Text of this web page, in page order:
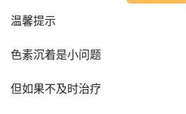
温馨提示
色素沉着是小问题
但如果不及时治疗